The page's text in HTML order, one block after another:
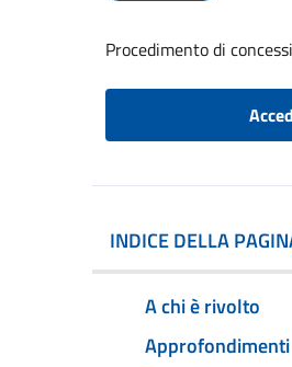
Procedimento di
INDICE DELLA
A chi è rivolto
Approfondimenti